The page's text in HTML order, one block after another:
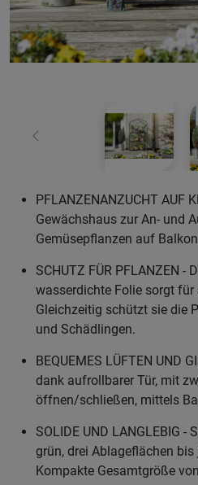
Zurück
PFLANZENANZUCHT AUF
Gewächshaus zur An- und
Gemüsepflanzen auf
SCHUTZ FÜR PFLANZEN -
wasserdichte Folie sorgt
Gleichzeitig schützt sie die
und Schädlingen.
BEQUEMES LÜFTEN UND
dank aufrollbarer Tür, mit
öffnen/schließen, mittels
SOLIDE UND LANGLEBIG
grün, drei Ablageflächen bis
Kompakte Gesamtgröße